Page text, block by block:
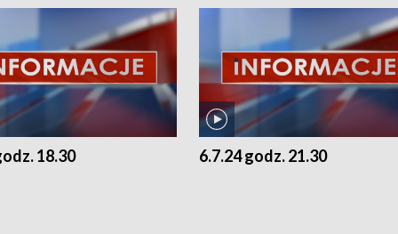
18.30 6.7.24 godz. 21.30